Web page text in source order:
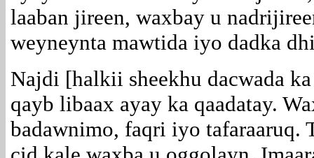
laaban jireen, waxbay u
weyneynta mawtida iyo dadka
Najdi [halkii sheekhu dacwada
qayb libaax ayay ka qaadatay.
badawnimo, faqri iyo tafaraaruq.